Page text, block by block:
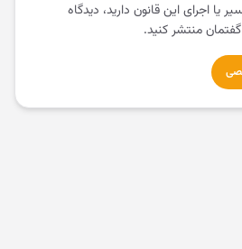
یا اجرای این قانون دارید، دیدگاه
منتشر کنید.